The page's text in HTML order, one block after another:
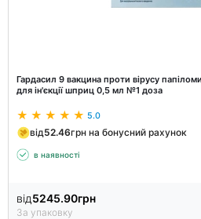
Гардасил 9 вакцина проти вірусу
для ін'єкції шприц 0,5 мл №1 доза
5.0
від52.46грн на бонусний рахунок
в наявності
від5245.90грн
За упаковку